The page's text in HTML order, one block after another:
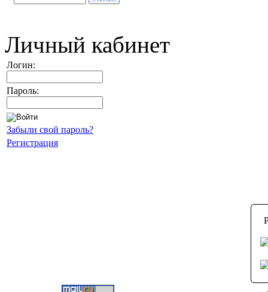
Личный кабинет
Логин:
Пароль:
Забыли свой пароль?
Регистрация